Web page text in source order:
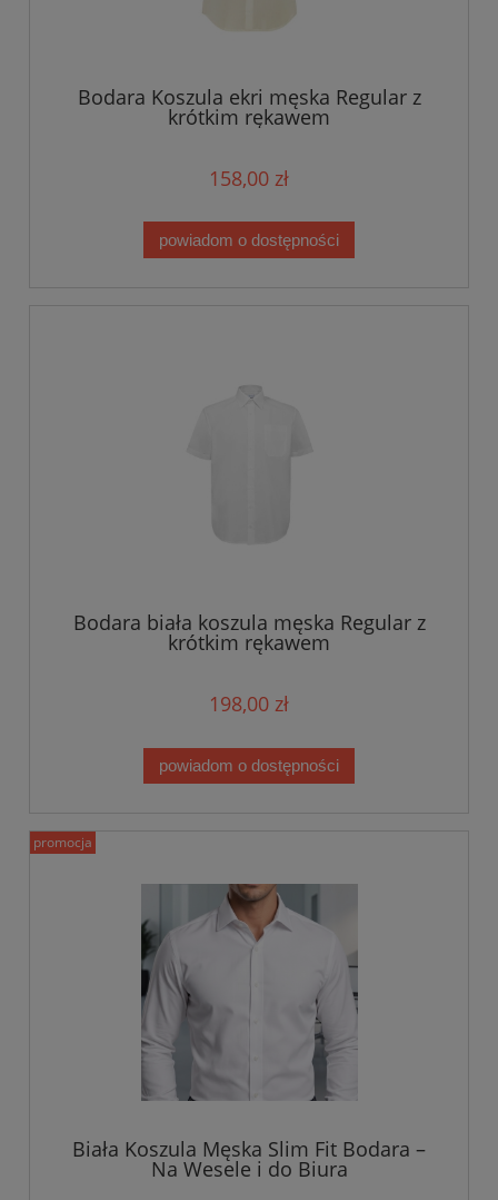
Bodara Koszula ekri męska Regular z
krótkim rękawem
158,00 zł
powiadom o dostępności
Bodara biała koszula męska Regular z
krótkim rękawem
198,00 zł
powiadom o dostępności
Biała Koszula Męska Slim Fit Bodara –
Na Wesele i do Biura
promocja